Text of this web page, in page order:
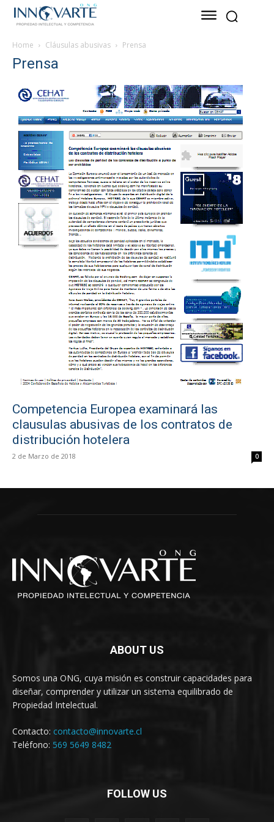
Home Cláusulas abusivas Prensa
Prensa
Competencia Europea examinará las
clausulas abusivas de los contratos de
distribución hotelera
2 de Marzo de 2018 0
ABOUT US
Somos una ONG, cuya misión es construir capacidades para
diseñar, comprender y utilizar un sistema equilibrado de
Propiedad Intelectual.
Contacto: contacto@innovarte.cl
Teléfono: 569 5649 8482
FOLLOW US